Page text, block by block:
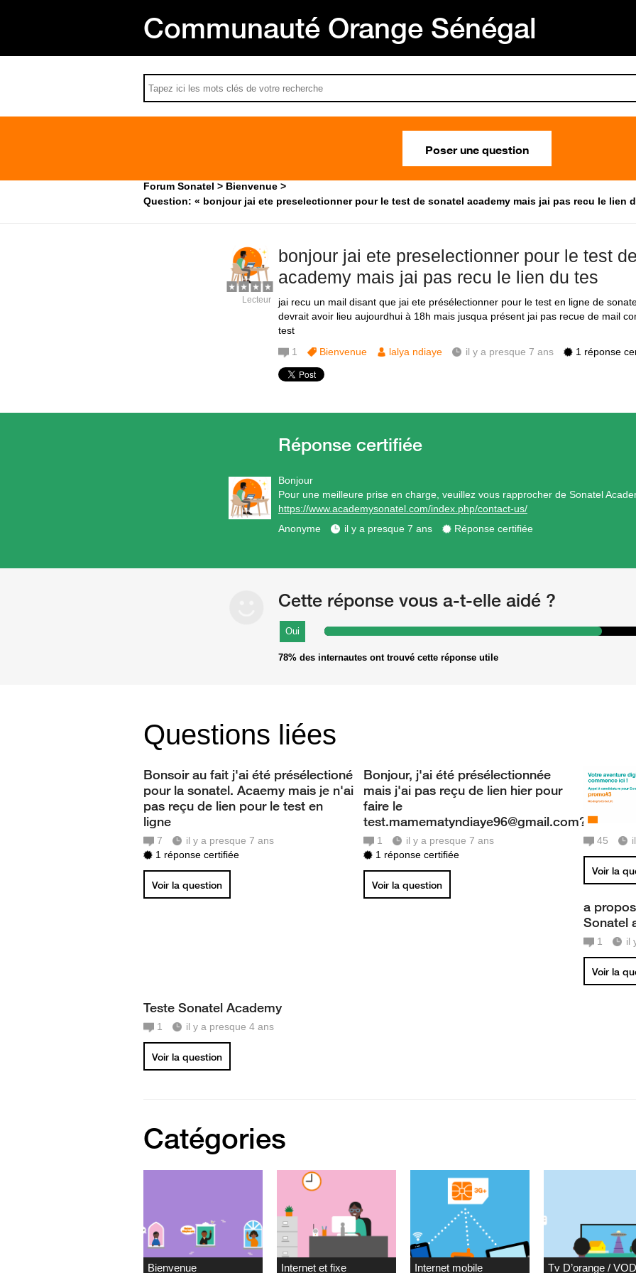
Communauté Orange Sénégal
Poser une question
Forum Sonatel
Bienvenue
Question: « bonjour jai ete preselectionner pour le test de sonatel academy mais jai pas recu le lien
bonjour jai ete preselectionner pour le test
academy mais jai pas recu le lien du tes
jai recu un mail disant que jai ete présélectionner pour le test en ligne de
devrait avoir lieu aujourdhui à 18h mais jusqua présent jai pas recue de mail
test
Lecteur
1 Bienvenue lalya ndiaye il y a presque 7 ans 1 réponse
Bonjour
Pour une meilleure prise en charge, veuillez vous rapprocher de Sonatel
https://www.academysonatel.com/index.php/contact-us/
Anonyme
il y a presque 7 ans Réponse certifiée
Cette réponse vous a-t-elle aidé ?
Oui
78% des internautes ont trouvé cette réponse utile
Questions liées
Bonsoir au fait j'ai été présélectioné
pour la sonatel. Acaemy mais je n'ai
pas reçu de lien pour le test en
ligne
7
il y a presque 7 ans
1 réponse certifiée
Voir la question
Bonjour, j'ai été présélectionnée
mais j'ai pas reçu de lien hier pour
faire le
test.mamematyndiaye96@gmail.com?
1
il y a presque 7 ans
1 réponse certifiée
Voir la question
45
Voir la
a
Sonatel
1 il
Voir la
Teste Sonatel Academy
1 il y a presque 4 ans
Voir la question
Catégories
Bienvenue Internet et fixe Internet mobile Tv D’orange / VOD